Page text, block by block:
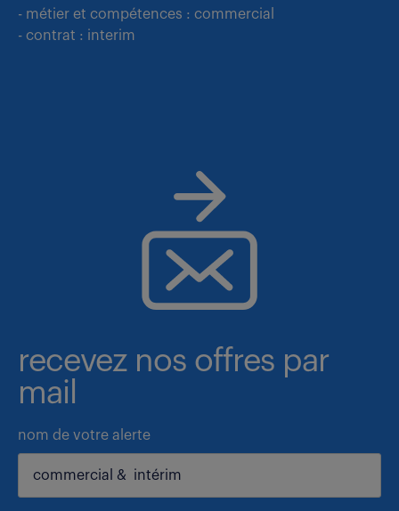
- métier et compétences : commercial
- contrat : interim
recevez nos offres par
mail
nom de votre alerte